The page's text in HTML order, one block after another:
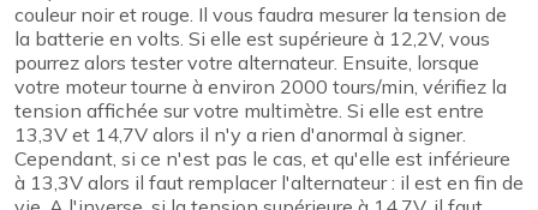
couleur noir et rouge. Il vous faudra mesurer la tension de
la batterie en volts. Si elle est supérieure à 12,2V, vous
pourrez alors tester votre alternateur. Ensuite, lorsque
votre moteur tourne à environ 2000 tours/min, vérifiez la
tension affichée sur votre multimètre. Si elle est entre
13,3V et 14,7V alors il n'y a rien d'anormal à signer.
Cependant, si ce n'est pas le cas, et qu'elle est inférieure
à 13,3V alors il faut remplacer l'alternateur : il est en fin de